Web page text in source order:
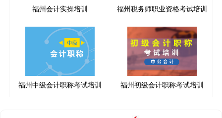
福州会计实操培训 福州税务师职业资格考试培训
福州中级会计职称考试培训 福州初级会计职称考试培训